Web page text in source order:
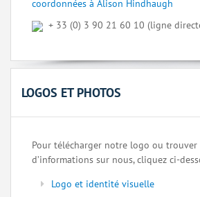
coordonnées à Alison Hindhaugh
+ 33 (0) 3 90 21 60 10 (ligne
LOGOS ET PHOTOS
Pour télécharger notre logo ou trouver
d’informations sur nous, cliquez ci-
Logo et identité visuelle